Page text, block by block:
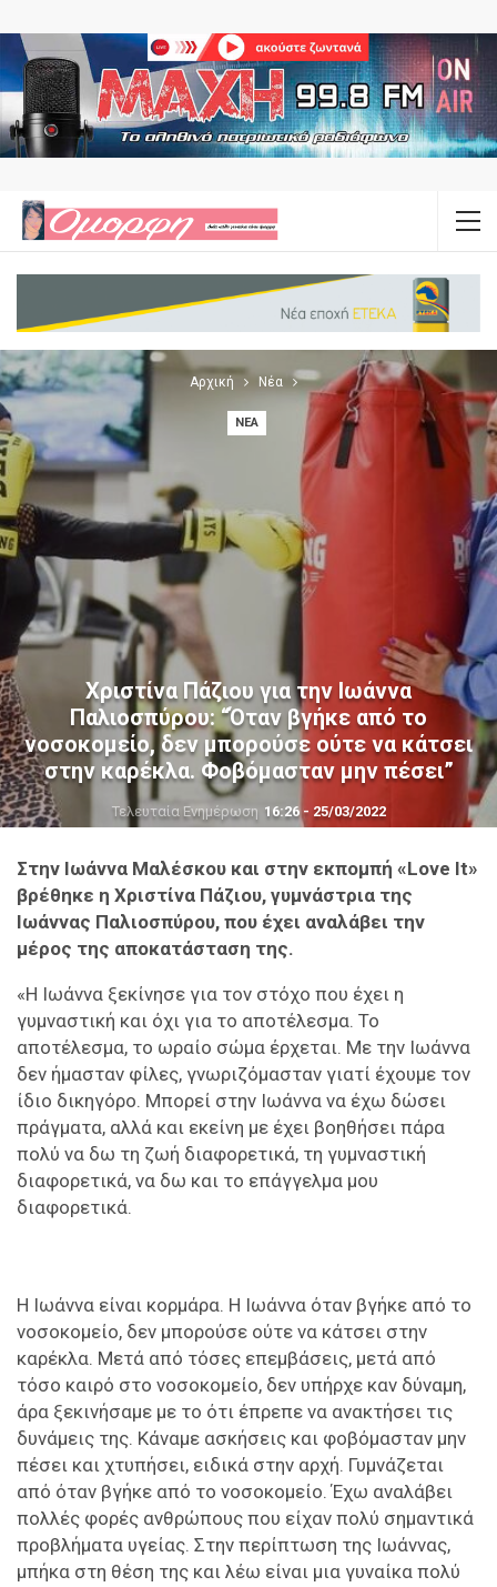
Αρχική Νέα
ΝΈΑ
Χριστίνα Πάζιου για την Ιωάννα
Παλιοσπύρου: “Όταν βγήκε από το
νοσοκομείο, δεν μπορούσε ούτε να κάτσει
στην καρέκλα. Φοβόμασταν μην πέσει”
Τελευταία Ενημέρωση 16:26 - 25/03/2022
Στην Ιωάννα Μαλέσκου και στην εκπομπή «Love It»
βρέθηκε η Χριστίνα Πάζιου, γυμνάστρια της
Ιωάννας Παλιοσπύρου, που έχει αναλάβει την
μέρος της αποκατάσταση της.
«Η Ιωάννα ξεκίνησε για τον στόχο που έχει η
γυμναστική και όχι για το αποτέλεσμα. Το
αποτέλεσμα, το ωραίο σώμα έρχεται. Με την Ιωάννα
δεν ήμασταν φίλες, γνωριζόμασταν γιατί έχουμε τον
ίδιο δικηγόρο. Μπορεί στην Ιωάννα να έχω δώσει
πράγματα, αλλά και εκείνη με έχει βοηθήσει πάρα
πολύ να δω τη ζωή διαφορετικά, τη γυμναστική
διαφορετικά, να δω και το επάγγελμα μου
διαφορετικά.
Η Ιωάννα είναι κορμάρα. Η Ιωάννα όταν βγήκε από το
νοσοκομείο, δεν μπορούσε ούτε να κάτσει στην
καρέκλα. Μετά από τόσες επεμβάσεις, μετά από
τόσο καιρό στο νοσοκομείο, δεν υπήρχε καν δύναμη,
άρα ξεκινήσαμε με το ότι έπρεπε να ανακτήσει τις
δυνάμεις της. Κάναμε ασκήσεις και φοβόμασταν μην
πέσει και χτυπήσει, ειδικά στην αρχή. Γυμνάζεται
από όταν βγήκε από το νοσοκομείο. Έχω αναλάβει
πολλές φορές ανθρώπους που είχαν πολύ σημαντικά
προβλήματα υγείας. Στην περίπτωση της Ιωάννας,
μπήκα στη θέση της και λέω είναι μια γυναίκα πολύ